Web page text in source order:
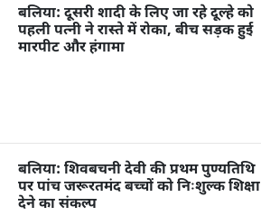
बलिया: दूसरी शादी के लिए जा रहे दूल्हे को
पहली पत्नी ने रास्ते में रोका, बीच सड़क हुई
मारपीट और हंगामा
बलिया: शिवबचनी देवी की प्रथम पुण्यतिथि
पर पांच जरूरतमंद बच्चों को निःशुल्क शिक्षा
देने का संकल्प